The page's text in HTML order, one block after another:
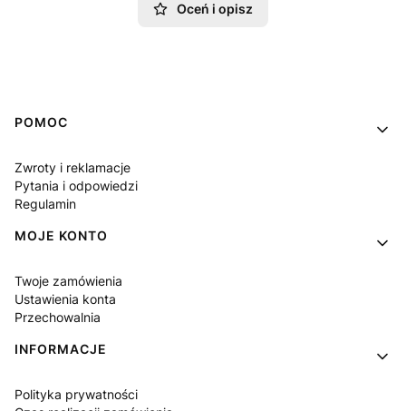
Oceń i opisz
Linki w stopce
POMOC
Zwroty i reklamacje
Pytania i odpowiedzi
Regulamin
MOJE KONTO
Twoje zamówienia
Ustawienia konta
Przechowalnia
INFORMACJE
Polityka prywatności